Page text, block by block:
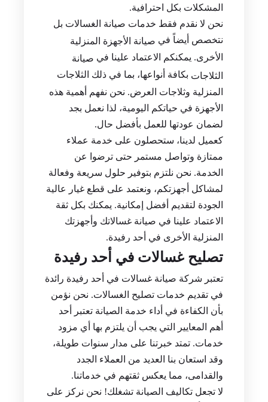
المشكلات بكل احترافية.
نحن لا نقدم فقط خدمات صيانة الغسالات بل
نتخصص أيضاً في صيانة الأجهزة المنزلية
الأخرى. يمكنكم الاعتماد علينا في صيانة
الثلاجات بكافة أنواعها، بما في ذلك الثلاجات
المنزلية وثلاجات العرض. نحن نفهم أهمية هذه
الأجهزة في حياتكم اليومية، لذا نعمل بجد
لضمان عودتها للعمل بأفضل حال.
كعميل لدينا، ستحصلون على خدمة عملاء
ممتازة وتواصل مستمر حتى ترضوا عن
الخدمة. نحن نلتزم بتوفير حلول سريعة وفعالة
لمشاكل أجهزتكم، ونعتمد على قطع غيار عالية
الجودة لتقديم أفضل إمكانية. يمكنك بكل ثقة
الاعتماد علينا في صيانة غسالاتك وأجهزتك
المنزلية الأخرى في أحد رفيدة.
تصليح غسالات في أحد رفيدة
تعتبر شركة صيانة غسالات في أحد رفيدة رائدة
في تقديم خدمات تصليح الغسالات. نحن نؤمن
بأن الكفاءة في أداء خدمة الصيانة تعتبر أحد
أهم المعايير التي يجب أن يلتزم بها أي مزود
خدمات. تمتد خبرتنا على مدار سنوات طويلة،
وقد استعان بنا العديد من العملاء الجدد
والقدامى، مما يعكس ثقتهم في خدماتنا.
لا تجعل تكاليف الصيانة تشغلك! نحن نركز على